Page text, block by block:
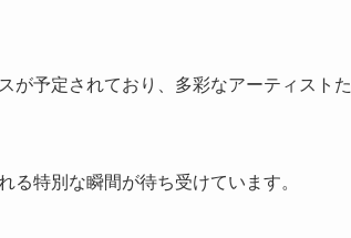
が予定されており、多彩なアーティストた
特別な瞬間が待ち受けています。